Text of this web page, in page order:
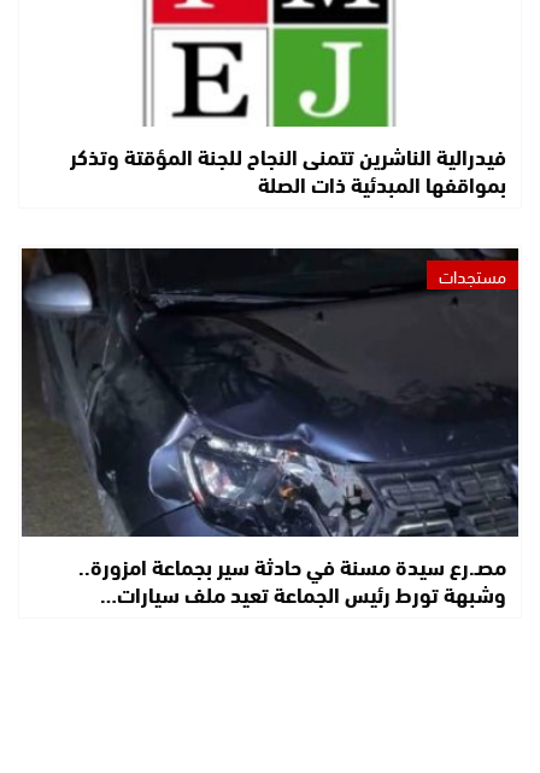
فيدرالية الناشرين تتمنى النجاح للجنة المؤقتة وتذكر
بمواقفها المبدئية ذات الصلة
مستجدات
مصـ.رع سيدة مسنة في حادثة سير بجماعة امزورة..
وشبهة تورط رئيس الجماعة تعيد ملف سيارات…